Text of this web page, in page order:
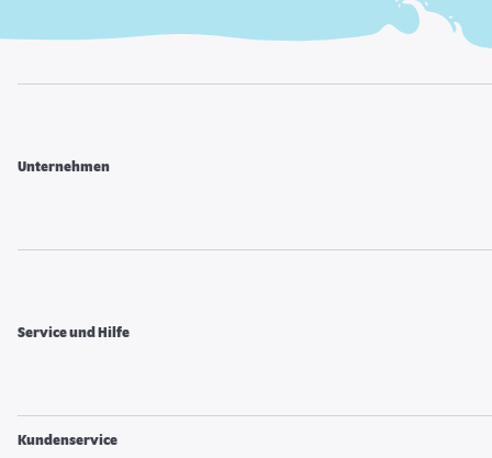
Unternehmen
Service und Hilfe
Kundenservice